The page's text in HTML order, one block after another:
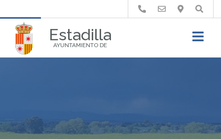
Estadilla
AYUNTAMIENTO DE
Buscar